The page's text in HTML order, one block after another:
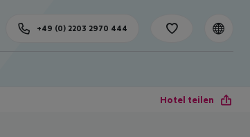
+49 (0) 2203 2970 444
Hotel teilen